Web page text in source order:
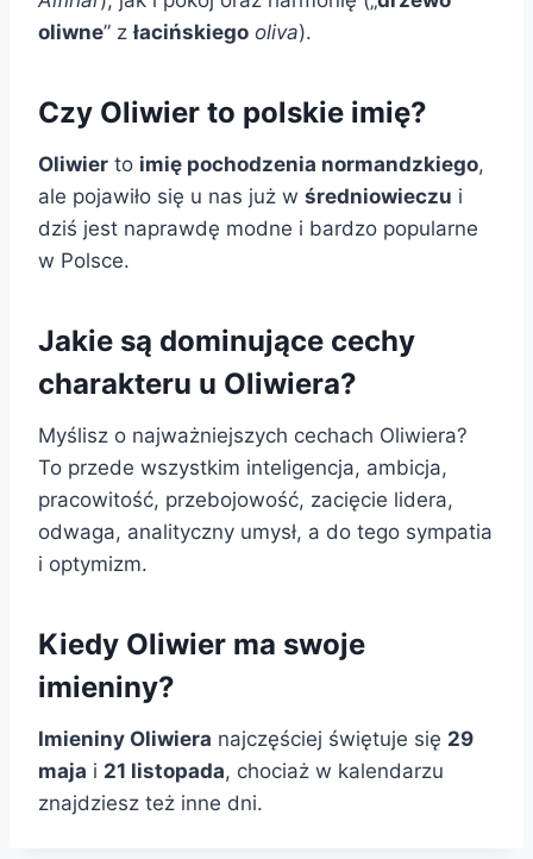
oliwne” złacińskiego oliva).
Czy Oliwier to polskie imię?
Oliwier to imię pochodzenia normandzkiego,
ale pojawiło się u nas już w średniowieczu i
dziś jest naprawdę modne i bardzo popularne
w Polsce.
Jakie są dominujące cechy
charakteru u Oliwiera?
Myślisz o najważniejszych cechach Oliwiera?
To przede wszystkim inteligencja, ambicja,
pracowitość, przebojowość, zacięcie lidera,
odwaga, analityczny umysł, a do tego sympatia
i optymizm.
Kiedy Oliwier ma swoje
imieniny?
Imieniny Oliwiera najczęściej świętuje się 29
maja i 21 listopada, chociaż w kalendarzu
znajdziesz też inne dni.